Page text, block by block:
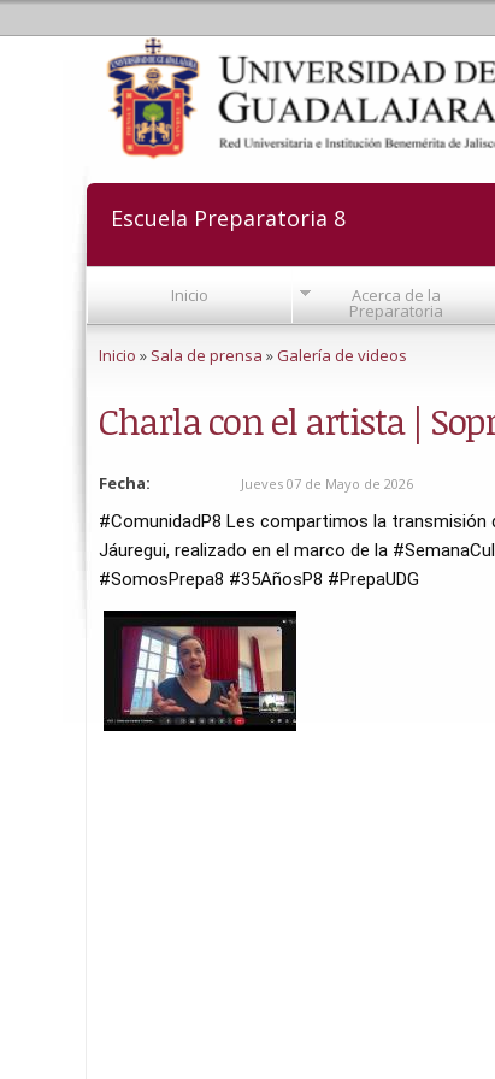
Escuela Preparatoria 8
Inicio Acerca de la
Preparatoria
Inicio » Sala de prensa »Galería de videos
Charla con el artista |
Fecha: Jueves 07 de Mayo de 2026
#ComunidadP8 Les compartimos la transmisión
Jáuregui, realizado en el marco de la
#SomosPrepa8 #35AñosP8 #PrepaUDG